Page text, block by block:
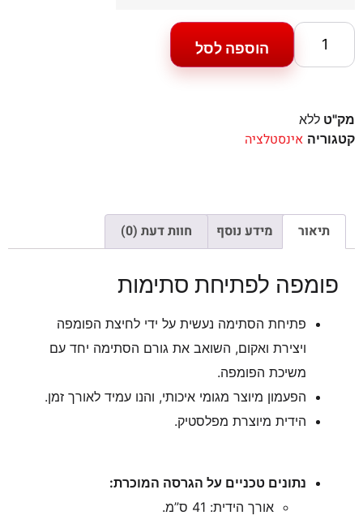
הוספה לסל
מק"ט ללא
קטגוריה אינסטלציה
תיאור מידע נוסף חוות דעת (0)
פומפה לפתיחת סתימות
פתיחת הסתימה נעשית על ידי לחיצת הפומפה
ויצירת ואקום, השואב את גורם הסתימה יחד עם
משיכת הפומפה.
הפעמון מיוצר מגומי איכותי, והנו עמיד לאורך זמן.
הידית מיוצרת מפלסטיק.
נתונים טכניים על הגרסה המוכרת:
אורך הידית: 41 ס”מ.